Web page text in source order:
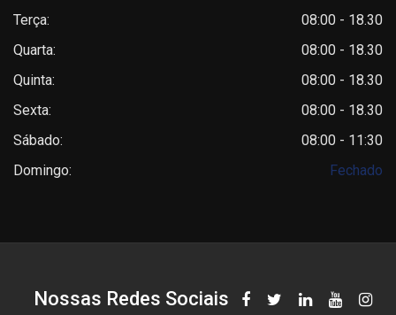
Terça:
08:00 - 18.30
Quarta:
08:00 - 18.30
Quinta:
08:00 - 18.30
Sexta:
08:00 - 18.30
Sábado:
08:00 - 11:30
Domingo:
Fechado
Nossas Redes Sociais